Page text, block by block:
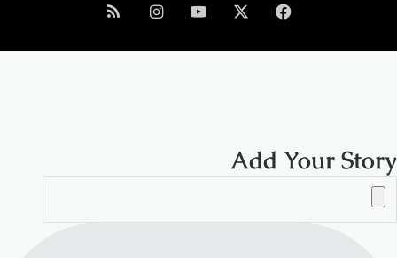
فيسبوك ‫YouTubeانستقرامملخص
الموقع
Add Your Story